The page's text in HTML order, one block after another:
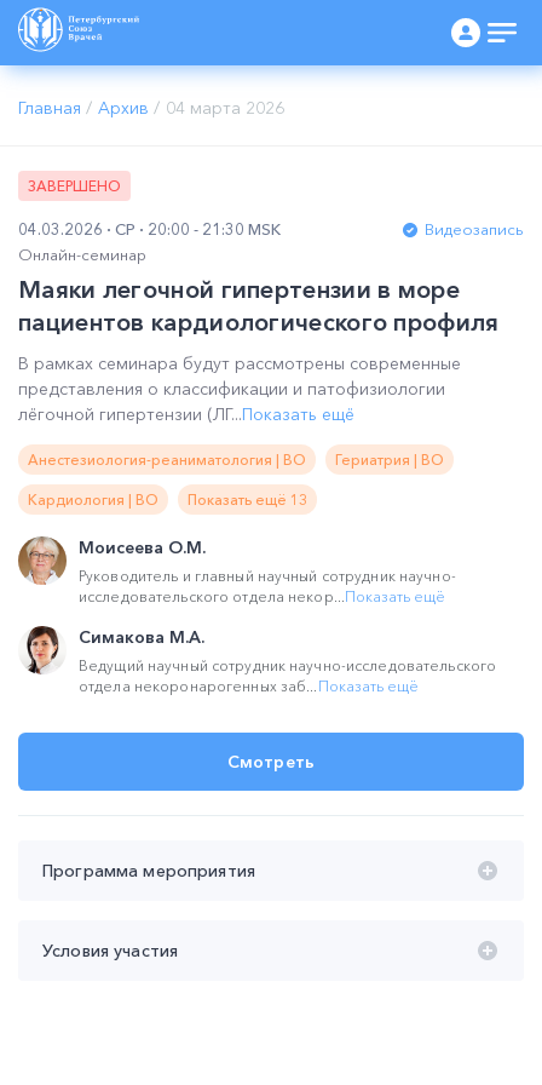
Главная / Архив / 04 марта 2026
ЗАВЕРШЕНО
04.03.2026 СР 20:00 - 21:30 MSK
Видеозапись
Онлайн-семинар
Маяки легочной гипертензии в море
пациентов кардиологического профиля
В рамках семинара будут рассмотрены современные
представления о классификации и патофизиологии
лёгочной гипертензии (ЛГ...Показать ещё
Анестезиология-реаниматология | ВО Гериатрия | ВО
Кардиология | ВО Показать ещё 13
Моисеева О.М.
Руководитель и главный научный сотрудник научно-
исследовательского отдела некор...Показать ещё
Симакова М.А.
Ведущий научный сотрудник научно-исследовательского
отдела некоронарогенных заб... Показать ещё
Смотреть
Программа мероприятия
Условия участия